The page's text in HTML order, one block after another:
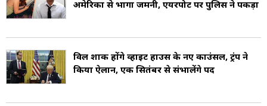
बड़ी और प्रभावशाली अर्थव्यवस्थाओं में से एक है. इसका
है. यह देश वित्त, प्रौद्योगिकी, उद्योग, कृषि और नवाचार में
अग्रणी है. प्रमुख तकनीकी कंपनियां जैसे Google,
अमेरिका से भागा जर्मनी, एयरपोर्ट पर पुलिस ने पकड़ा
विल शार्क होंगे व्हाइट हाउस के नए काउंसल, ट्रंप ने
किया ऐलान, एक सितंबर से संभालेंगे पद